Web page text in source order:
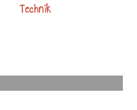
Technik